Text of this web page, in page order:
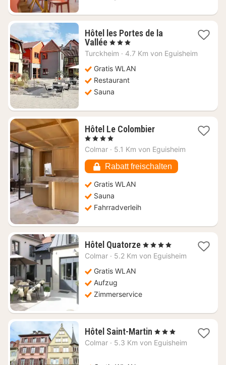
Hôtel les Portes de la
Vallée1
Nacht
129,54
€
, 3 Sterne
Turckheim · 4.7 Km von Eguisheim
Gratis WLAN
Restaurant
Sauna
Hôtel Le Colombier1
ab
171
€
, 4 Sterne
Colmar · 5.1 Km von Eguisheim
Rabatt freischalten
Gratis WLAN
Sauna
Fahrradverleih
Hôtel Quatorze1
Nacht
, 4 Sterne
Colmar · 5.2 Km von Eguisheim
Gratis WLAN
Aufzug
Zimmerservice
Hôtel Saint-Martin 1
Nacht
ab
, 3 Sterne
Colmar · 5.3 Km von Eguisheim